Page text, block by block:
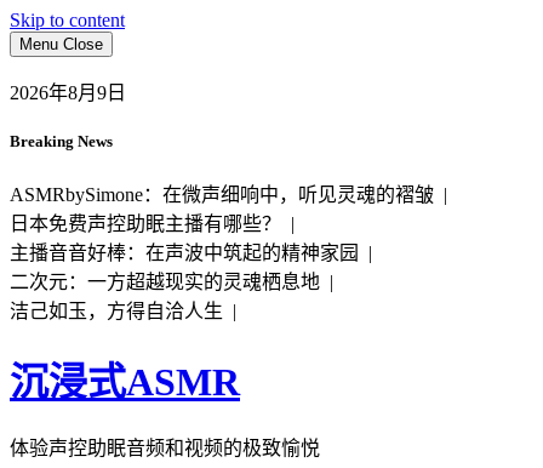
Skip to content
Menu Close
2026年8月9日
Breaking News
ASMRbySimone：在微声细响中，听见灵魂的褶皱 |
日本免费声控助眠主播有哪些？ |
主播音音好棒：在声波中筑起的精神家园 |
二次元：一方超越现实的灵魂栖息地 |
洁己如玉，方得自洽人生 |
沉浸式ASMR
体验声控助眠音频和视频的极致愉悦